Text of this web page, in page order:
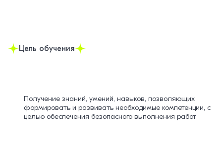
Цель обучения
Получение знаний, умений, навыков, позволяющих
формировать и развивать необходимые компетенции, с
целью обеспечения безопасного выполнения работ